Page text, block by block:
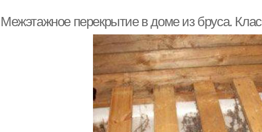
Межэтажное перекрытие в доме из бруса.